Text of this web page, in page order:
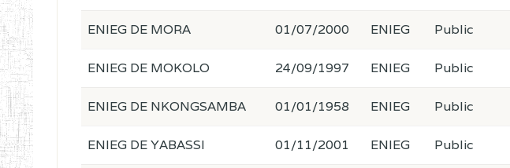
ENIEG DE MORA 01/07/2000 ENIEG Public
ENIEG DE MOKOLO 24/09/1997 ENIEG Public
ENIEG DE NKONGSAMBA 01/01/1958 ENIEG Public
ENIEG DE YABASSI 01/11/2001 ENIEG Public